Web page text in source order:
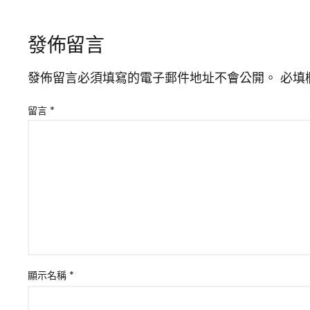
發佈留言
發佈留言必須填寫的電子郵件地址不會公開。 必填
留言 *
顯示名稱 *